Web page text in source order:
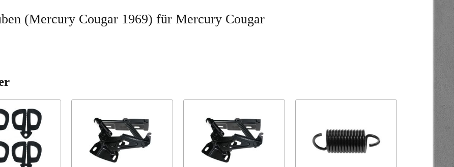
(Mercury Cougar 1969) für Mercury Cougar